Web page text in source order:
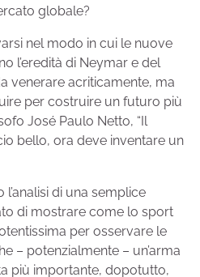
globale?
nel modo in cui le nuove
l’eredità di Neymar e del
venerare acriticamente, ma
per costruire un futuro più
José Paulo Netto, “Il
bello, ora deve inventare un
di una semplice
di mostrare come lo sport
per osservare le
– potenzialmente – un’arma
più importante, dopotutto,